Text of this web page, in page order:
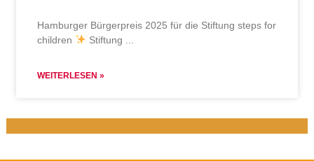
Hamburger Bürgerpreis 2025 für die Stiftung steps for
children
Stiftung
WEITERLESEN »